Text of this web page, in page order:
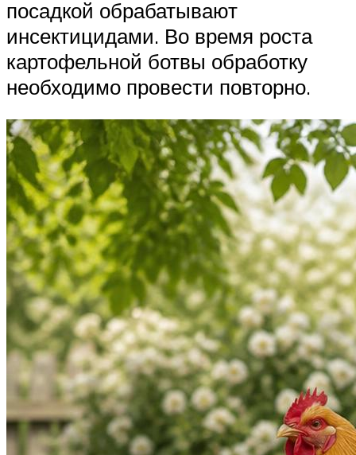
посадкой обрабатывают
инсектицидами. Во время роста
картофельной ботвы обработку
необходимо провести повторно.